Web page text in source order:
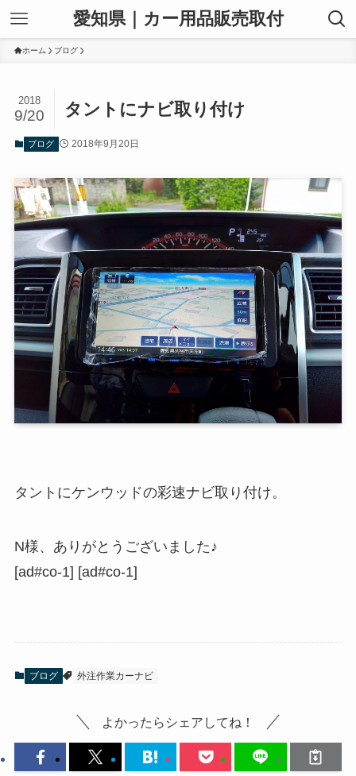
愛知県｜カー用品販売取付
ホーム ブログ
タントにナビ取り付け
2018
9/20
ブログ 2018年9月20日
タントにケンウッドの彩速ナビ取り付け。
N様、ありがとうございました♪
[ad#co-1] [ad#co-1]
ブログ 外注作業カーナビ
よかったらシェアしてね！